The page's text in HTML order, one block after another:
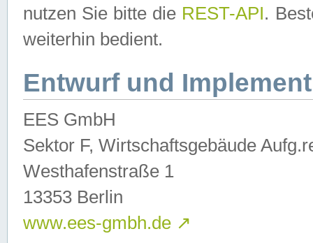
nutzen Sie bitte die REST-API.
weiterhin bedient.
Entwurf und
EES GmbH
Sektor F, Wirtschaftsgebäude
Westhafenstraße 1
13353 Berlin
www.ees-gmbh.de ↗